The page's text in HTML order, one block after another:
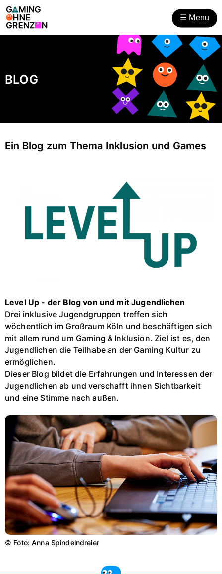
Zum
Inhalt
Zur
Hilfsnavigation
☰ Menu
öffnen
BLOG
Ein Blog zum Thema Inklusion und Games
Level Up - der Blog von und mit Jugendlichen
Drei inklusive Jugendgruppen treffen sich
wöchentlich im Großraum Köln und beschäftigen sich
mit allem rund um Gaming & Inklusion. Ziel ist es, den
Jugendlichen die Teilhabe an der Gaming Kultur zu
ermöglichen.
Dieser Blog bildet die Erfahrungen und Interessen der
Jugendlichen ab und verschafft ihnen Sichtbarkeit
und eine Stimme nach außen.
© Foto: Anna Spindelndreier